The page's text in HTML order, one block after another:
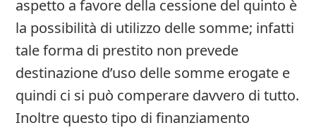
aspetto a favore della cessione del quinto è
la possibilità di utilizzo delle somme; infatti
tale forma di prestito non prevede
destinazione d’uso delle somme erogate e
quindi ci si può comperare davvero di tutto.
Inoltre questo tipo di finanziamento